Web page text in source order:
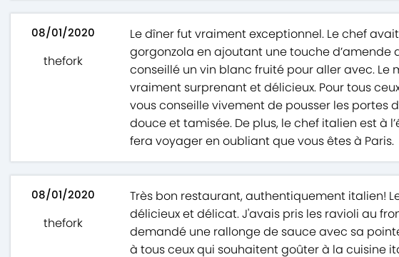
08/01/2020
thefork
Le dîner fut vraiment exceptionnel. Le chef
gorgonzola en ajoutant une touche d’amende
conseillé un vin blanc fruité pour aller avec. Le
vraiment surprenant et délicieux. Pour tous
vous conseille vivement de pousser les portes
douce et tamisée. De plus, le chef italien est à
fera voyager en oubliant que vous êtes à Paris.
08/01/2020
thefork
Très bon restaurant, authentiquement italien!
délicieux et délicat. J'avais pris les ravioli au
demandé une rallonge de sauce avec sa
à tous ceux qui souhaitent goûter à la cuisine